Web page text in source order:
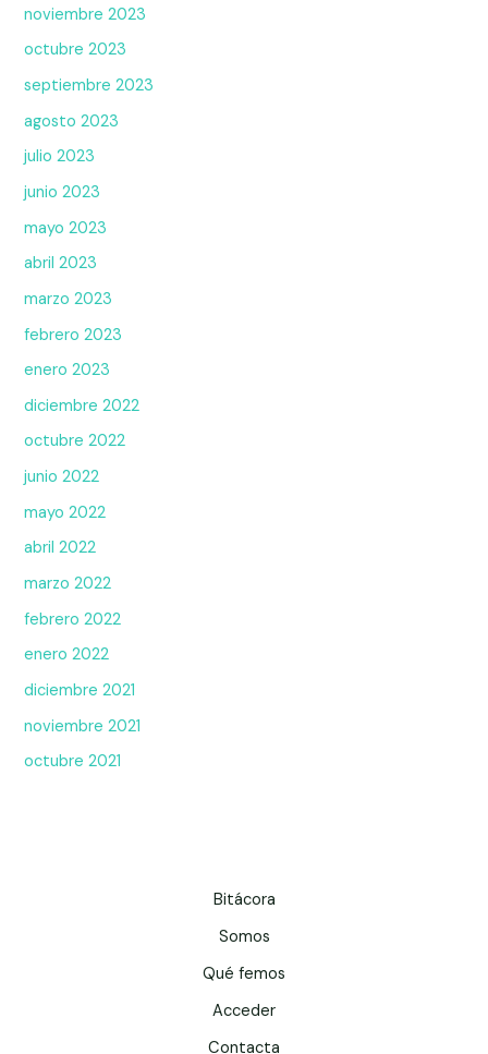
noviembre 2023
octubre 2023
septiembre 2023
agosto 2023
julio 2023
junio 2023
mayo 2023
abril 2023
marzo 2023
febrero 2023
enero 2023
diciembre 2022
octubre 2022
junio 2022
mayo 2022
abril 2022
marzo 2022
febrero 2022
enero 2022
diciembre 2021
noviembre 2021
octubre 2021
Bitácora
Somos
Qué femos
Acceder
Contacta